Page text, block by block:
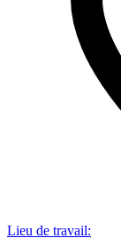
Lieu de travail: